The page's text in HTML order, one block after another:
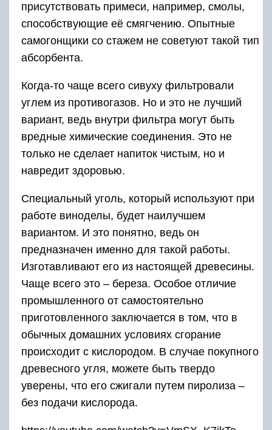
присутствовать примеси, например, смолы,
способствующие её смягчению. Опытные
самогонщики со стажем не советуют такой тип
абсорбента.
Когда-то чаще всего сивуху фильтровали
углем из противогазов. Но и это не лучший
вариант, ведь внутри фильтра могут быть
вредные химические соединения. Это не
только не сделает напиток чистым, но и
навредит здоровью.
Специальный уголь, который используют при
работе виноделы, будет наилучшем
вариантом. И это понятно, ведь он
предназначен именно для такой работы.
Изготавливают его из настоящей древесины.
Чаще всего это – береза. Особое отличие
промышленного от самостоятельно
приготовленного заключается в том, что в
обычных домашних условиях сгорание
происходит с кислородом. В случае покупного
древесного угля, можете быть твердо
уверены, что его сжигали путем пиролиза –
без подачи кислорода.